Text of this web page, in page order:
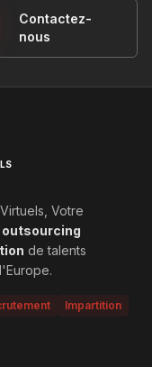
Contactez-
nous
Votre
outsourcing
de talents
Impartition